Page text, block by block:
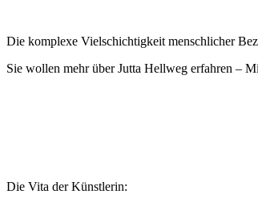
Die komplexe Vielschichtigkeit menschlicher
Sie wollen mehr über Jutta Hellweg erfahren –
Die Vita der Künstlerin: